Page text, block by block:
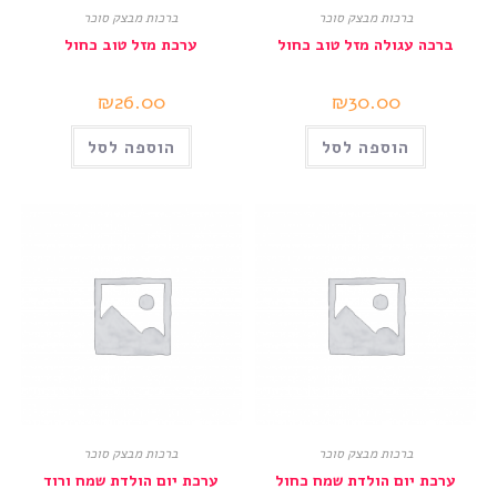
ברכות מבצק סוכר
ברכה עגולה מזל טוב כחול
₪30.00
הוספה לסל
ברכות מבצק סוכר
ערכת מזל טוב כחול
₪26.00
הוספה לסל
ברכות מבצק סוכר
ערכת יום הולדת שמח כחול
ברכות מבצק סוכר
ערכת יום הולדת שמח ורוד